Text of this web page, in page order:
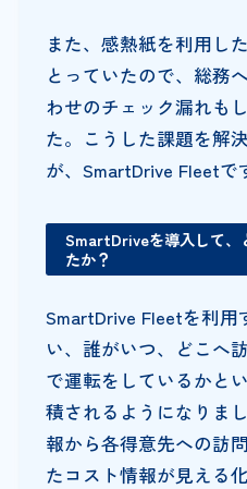
また、感熱紙を利用し
とっていたので、総務
わせのチェック漏れも
た。こうした課題を解
が、SmartDrive Fleetで
SmartDriveを導入して、
たか？
SmartDrive Fleetを利
い、誰がいつ、どこへ
で運転をしているかと
積されるようになりま
報から各得意先への訪
たコスト情報が見える